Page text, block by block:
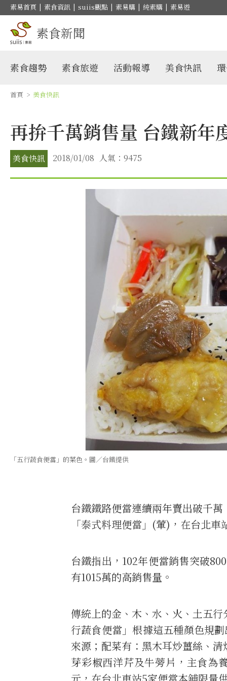
素易首頁 | 素食資訊 | suiis觀點 | 素易購 | 純素購 | 素易遊
素食新聞
素食趨勢 素食旅遊 活動報導 美食快訊
首頁 > 美食快訊
再拚千萬銷售量 台鐵新年
美食快訊 2018/01/08 人氣：9475
「五行蔬食便當」的菜色。圖／台鐵提供
台鐵鐵路便當連續兩年賣出破千
「泰式料理便當」(葷)，在台北
台鐵指出，102年便當銷售突破
有1015萬的高銷售量。
傳統上的金、木、水、火、土五
行蔬食便當」根據這五種顏色規
來源；配菜有：黑木耳炒薑絲、
芽彩椒西洋芹及牛蒡片，主食為